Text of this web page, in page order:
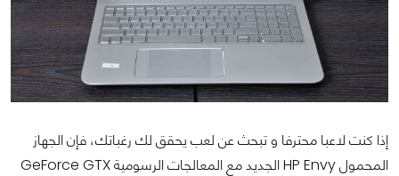
إذا كنت لاعبا محترفا و تبحث عن لعب يحقق لك رغباتك، فإن الجهاز
المحمول HP Envy الجديد مع المعالجات الرسومية GeForce GTX